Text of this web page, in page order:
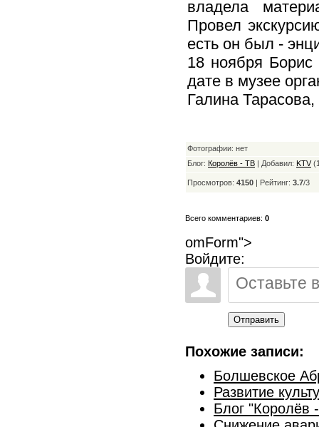
владела
Провел
есть он был -
18 ноября
дате в музее
Галина
Фотографии: нет
Блог: Королёв - ТВ | Добавил: KTV
Просмотров: 4150 | Рейтинг: 3.7/3
Всего комментариев: 0
omForm">
Войдите:
Отправить
Похожие записи:
Болшевское
Развитие
Блог "Королёв